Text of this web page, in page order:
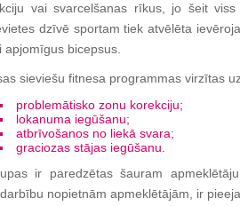
vai svarcelšanas rīkus, jo šeit
dzīvē sportam tiek atvēlēta
apjomīgus bicepsus.
sieviešu fitnesa programmas virzītas
problemātisko zonu korekciju;
lokanuma iegūšanu;
atbrīvošanos no liekā svara;
graciozas stājas iegūšanu.
ir paredzētas šauram
nopietnām apmeklētājām, ir